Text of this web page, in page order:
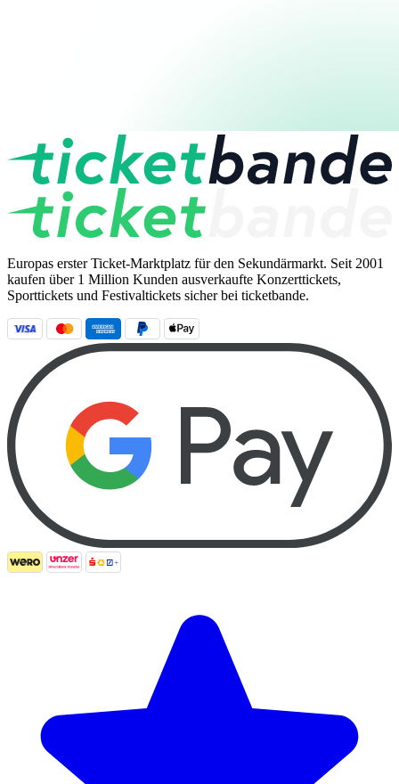
Europas erster Ticket-Marktplatz für den Sekundärmarkt. Seit 2001
kaufen über 1 Million Kunden ausverkaufte Konzerttickets,
Sporttickets und Festivaltickets sicher bei ticketbande.